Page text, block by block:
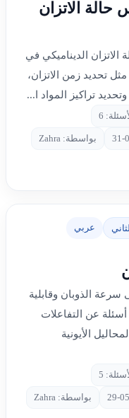
حالة الاتزان
الديناميكي في
مثل تحديد زمن الاتزان،
تراكيز المواد ا...
6
بواسطة: Zahra
عربي
سرعة الذوبان وقابلية
عن التفاعلات
الأيونية
5
بواسطة: Zahra